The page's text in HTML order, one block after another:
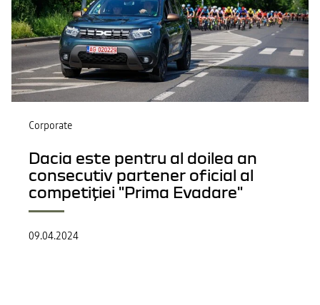
Corporate
Dacia este pentru al doilea an
consecutiv partener oficial al
competiției "Prima Evadare"
09.04.2024